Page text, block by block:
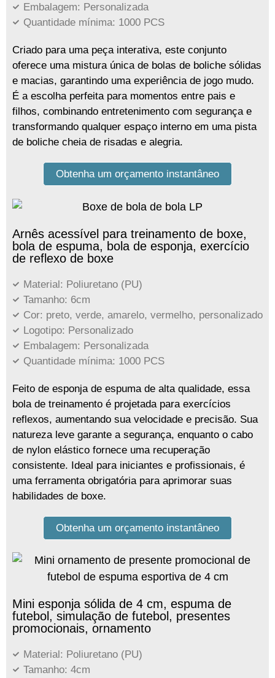
Embalagem: Personalizada
Quantidade mínima: 1000 PCS
Criado para uma peça interativa, este conjunto
oferece uma mistura única de bolas de boliche sólidas
e macias, garantindo uma experiência de jogo mudo.
É a escolha perfeita para momentos entre pais e
filhos, combinando entretenimento com segurança e
transformando qualquer espaço interno em uma pista
de boliche cheia de risadas e alegria.
Obtenha um orçamento instantâneo
Arnês acessível para treinamento de boxe,
bola de espuma, bola de esponja, exercício
de reflexo de boxe
Material: Poliuretano (PU)
Tamanho: 6cm
Cor: preto, verde, amarelo, vermelho, personalizado
Logotipo: Personalizado
Embalagem: Personalizada
Quantidade mínima: 1000 PCS
Feito de esponja de espuma de alta qualidade, essa
bola de treinamento é projetada para exercícios
reflexos, aumentando sua velocidade e precisão. Sua
natureza leve garante a segurança, enquanto o cabo
de nylon elástico fornece uma recuperação
consistente. Ideal para iniciantes e profissionais, é
uma ferramenta obrigatória para aprimorar suas
habilidades de boxe.
Obtenha um orçamento instantâneo
Mini esponja sólida de 4 cm, espuma de
futebol, simulação de futebol, presentes
promocionais, ornamento
Material: Poliuretano (PU)
Tamanho: 4cm